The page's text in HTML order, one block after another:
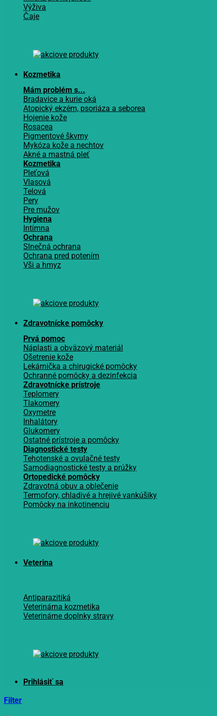
Výživa
Čaje
Kozmetika
Mám problém s...
Bradavice a kurie oká
Atopický ekzém, psoriáza a seborea
Hojenie kože
Rosacea
Pigmentové škvrny
Mykóza kože a nechtov
Akné a mastná pleť
Kozmetika
Pleťová
Vlasová
Telová
Pery
Pre mužov
Hygiena
Intímna
Ochrana
Slnečná ochrana
Ochrana pred potením
Vši a hmyz
Zdravotnícke pomôcky
Prvá pomoc
Náplasti a obväzový materiál
Ošetrenie kože
Lekárnička a chirugické pomôcky
Ochranné pomôcky a dezinfekcia
Zdravotnícke prístroje
Teplomery
Tlakomery
Oxymetre
Inhalátory
Glukomery
Ostatné prístroje a pomôcky
Diagnostické testy
Tehotenské a ovulačné testy
Samodiagnostické testy a prúžky
Ortopedické pomôcky
Zdravotná obuv a oblečenie
Termofory, chladivé a hrejivé vankúšiky
Pomôcky na inkotinenciu
Veterina
Antiparazitiká
Veterinárna kozmetika
Veterinárne doplnky stravy
Filter